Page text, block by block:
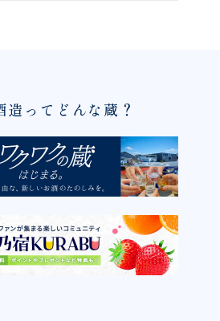
造ってどんな蔵？